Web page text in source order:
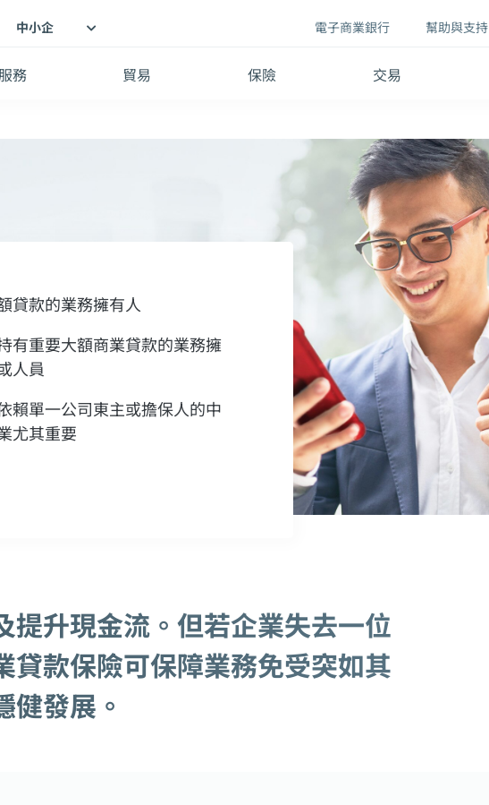
務 貿易 保險 交易
中小企 電子商業銀行 幫助與支持
貸款的業務擁有人
有重要大額商業貸款的業務擁
人員
賴單一公司東主或擔保人的中
尤其重要
升現金流。但若企業失去一位
款保險可保障業務免受突如其
發展。